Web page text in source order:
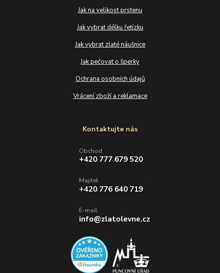
Jak na velikost prstenu
Jak vybrat délku řetízku
Jak vybrat zlaté náušnice
Jak pečovat o šperky
Ochrana osobních údajů
Vrácení zboží a reklamace
Kontaktujte nás
Obchod
+420 777 679 520
Majitel
+420 776 640 719
E-mail
info@zlatolevne.cz